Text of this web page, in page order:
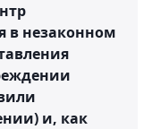
в незаконном
и, как